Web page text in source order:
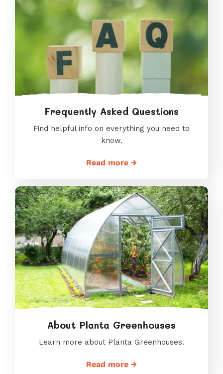
Frequently Asked Questions
Find helpful info on everything you need to
know.
Read more →
About Planta Greenhouses
Learn more about Planta Greenhouses.
Read more →